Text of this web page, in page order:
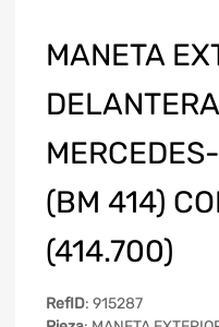
MANETA
(BM 414)
(414.700)
RefID: 915287